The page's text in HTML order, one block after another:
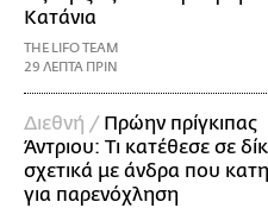
Κατάνια
THE LIFO TEAM
29 ΛΕΠΤΑ ΠΡΙΝ
Διεθνή / Πρώην πρίγκιπας
Άντριου: Τι κατέθεσε σε
σχετικά με άνδρα που
για παρενόχληση